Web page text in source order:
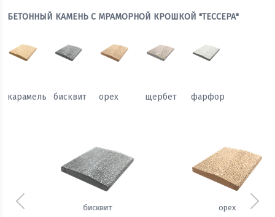
БЕТОННЫЙ КАМЕНЬ С МРАМОРНОЙ КРОШКОЙ "ТЕССЕРА"
карамель бисквит орех щербет фарфор
Предыдущий